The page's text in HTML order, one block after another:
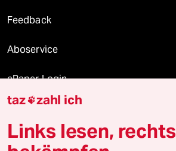
Feedback
Aboservice
ePaper Login
Downloads für Abonnierende
taz zahl ich
Links lesen, rechts